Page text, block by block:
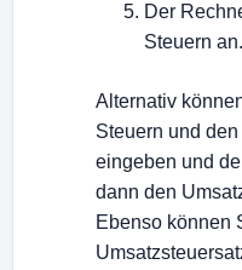
Der
Steuern an.
Alternativ
Steuern und
eingeben und
dann den
Ebenso können